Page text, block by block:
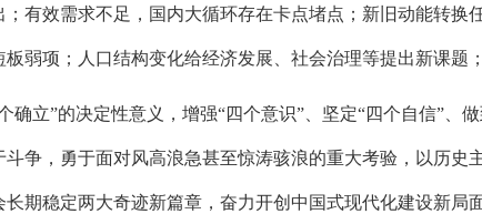
有效需求不足，国内大循环存在卡点堵点；新旧动能转换
弱项；人口结构变化给经济发展、社会治理等提出新课题
立”的决定性意义，增强“四个意识”、坚定“四个自信”、
争，勇于面对风高浪急甚至惊涛骇浪的重大考验，以历史
期稳定两大奇迹新篇章，奋力开创中国式现代化建设新局面